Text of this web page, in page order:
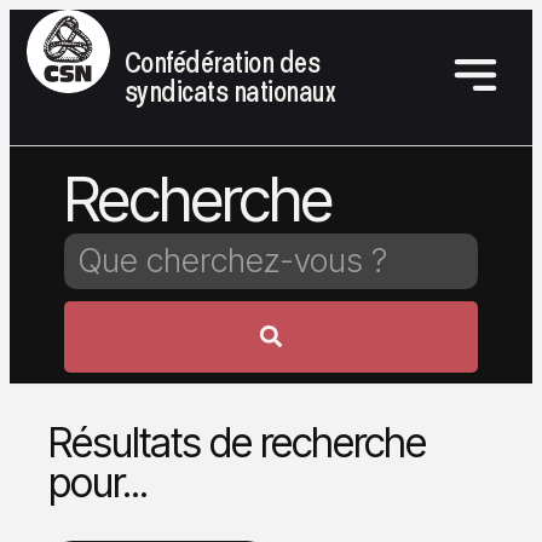
Confédération des
syndicats nationaux
Recherche
Résultats de recherche
pour...